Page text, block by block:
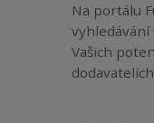
Na portálu
Vašich